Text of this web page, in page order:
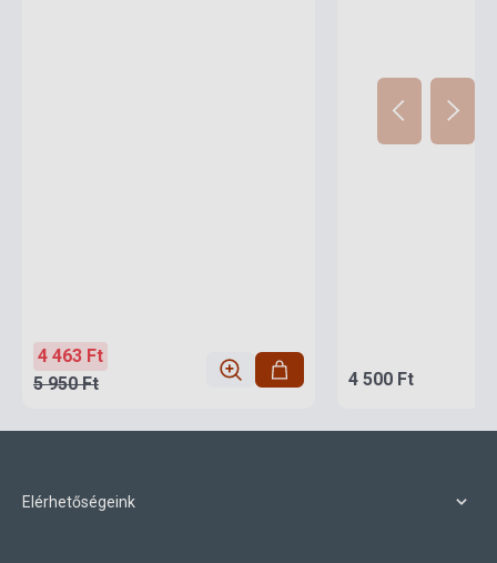
4 463 Ft
5 950 Ft
4 500 Ft
Elérhetőségeink